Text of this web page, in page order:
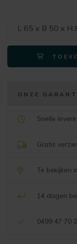
L 65 x B 50 x H
ONZE
Snelle
Gratis
Te bekijken
14 dagen
0499 47 70